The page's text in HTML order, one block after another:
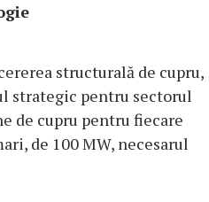
structurală de cupru,
strategic pentru sectorul
de cupru pentru fiecare
de 100 MW, necesarul